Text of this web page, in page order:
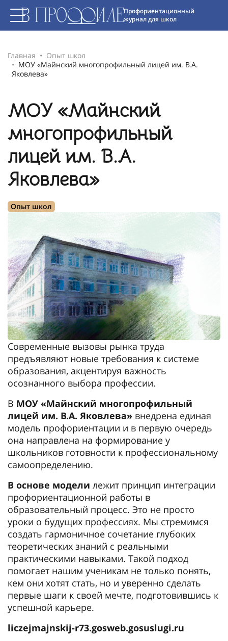
Профориентационный
журнал для школ
Главная
Опыт школ
МОУ «Майнский многопрофильный лицей им. В.А.
Яковлева»
МОУ «Майнский
многопрофильный
лицей им. В.А.
Яковлева»
Опыт школ
Современные вызовы рынка труда
предъявляют новые требования к системе
образования, акцентируя важность
осознанного выбора профессии.
В МОУ «Майнский многопрофильный
лицей им. В.А. Яковлева» внедрена единая
модель профориентации и в первую очередь
она направлена на формирование у
школьников готовности к профессиональному
самоопределению.
В основе модели лежит принцип интеграции
профориентационной работы в
образовательный процесс. Это не просто
уроки о будущих профессиях. Мы стремимся
создать гармоничное сочетание глубоких
теоретических знаний с реальными
практическими навыками. Такой подход
помогает нашим ученикам не только понять,
кем они хотят стать, но и уверенно сделать
первые шаги к своей мечте, подготовившись к
успешной карьере.
liczejmajnskij-r73.gosweb.gosuslugi.ru